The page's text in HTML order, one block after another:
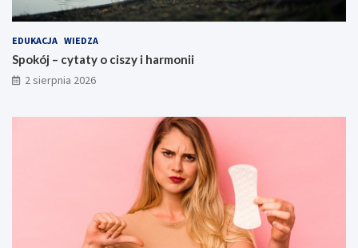
EDUKACJA WIEDZA
Spokój – cytaty o ciszy i harmonii
2 sierpnia 2026